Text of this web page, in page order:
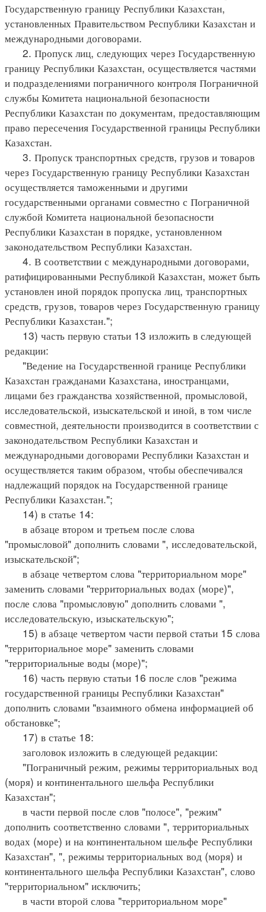
Государственную границу Республики Казахстан,
установленных Правительством Республики Казахстан и
международными договорами.
2. Пропуск лиц, следующих через Государственную
границу Республики Казахстан, осуществляется частями
и подразделениями пограничного контроля Пограничной
службы Комитета национальной безопасности
Республики Казахстан по документам, предоставляющим
право пересечения Государственной границы Республики
Казахстан.
3. Пропуск транспортных средств, грузов и товаров
через Государственную границу Республики Казахстан
осуществляется таможенными и другими
государственными органами совместно с Пограничной
службой Комитета национальной безопасности
Республики Казахстан в порядке, установленном
законодательством Республики Казахстан.
4. В соответствии с международными договорами,
ратифицированными Республикой Казахстан, может быть
установлен иной порядок пропуска лиц, транспортных
средств, грузов, товаров через Государственную границу
Республики Казахстан.";
13) часть первую статьи 13 изложить в следующей
редакции:
"Ведение на Государственной границе Республики
Казахстан гражданами Казахстана, иностранцами,
лицами без гражданства хозяйственной, промысловой,
исследовательской, изыскательской и иной, в том числе
совместной, деятельности производится в соответствии с
законодательством Республики Казахстан и
международными договорами Республики Казахстан и
осуществляется таким образом, чтобы обеспечивался
надлежащий порядок на Государственной границе
Республики Казахстан.";
14) в статье 14:
в абзаце втором и третьем после слова
"промысловой" дополнить словами ", исследовательской,
изыскательской";
в абзаце четвертом слова "территориальном море"
заменить словами "территориальных водах (море)",
после слова "промысловую" дополнить словами ",
исследовательскую, изыскательскую";
15) в абзаце четвертом части первой статьи 15 слова
"территориальное море" заменить словами
"территориальные воды (море)";
16) часть первую статьи 16 после слов "режима
государственной границы Республики Казахстан"
дополнить словами "взаимного обмена информацией об
обстановке";
17) в статье 18:
заголовок изложить в следующей редакции:
"Пограничный режим, режимы территориальных вод
(моря) и континентального шельфа Республики
Казахстан";
в части первой после слов "полосе", "режим"
дополнить соответственно словами ", территориальных
водах (море) и на континентальном шельфе Республики
Казахстан", ", режимы территориальных вод (моря) и
континентального шельфа Республики Казахстан", слово
"территориальном" исключить;
в части второй слова "территориальном море"